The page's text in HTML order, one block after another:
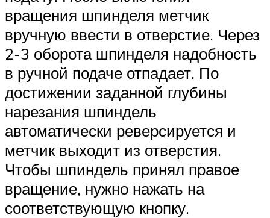
вращения шпинделя метчик
вручную ввести в отверстие. Через
2-3 оборота шпинделя надобность
в ручной подаче отпадает. По
достижении заданной глубины
нарезания шпиндель
автоматически реверсируется и
метчик выходит из отверстия.
Чтобы шпиндель принял правое
вращение, нужно нажать на
соответствующую кнопку.